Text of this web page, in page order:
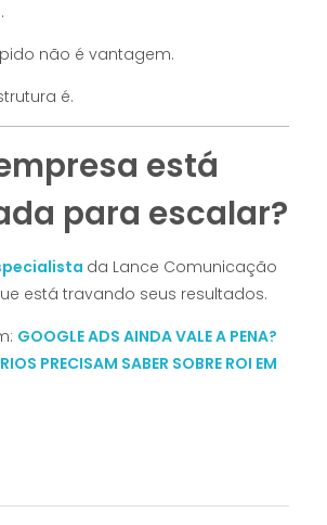
não é vantagem.
é.
está
para escalar?
da Lance Comunicação
está travando seus resultados.
GOOGLE ADS AINDA VALE A PENA?
PRECISAM SABER SOBRE ROI EM